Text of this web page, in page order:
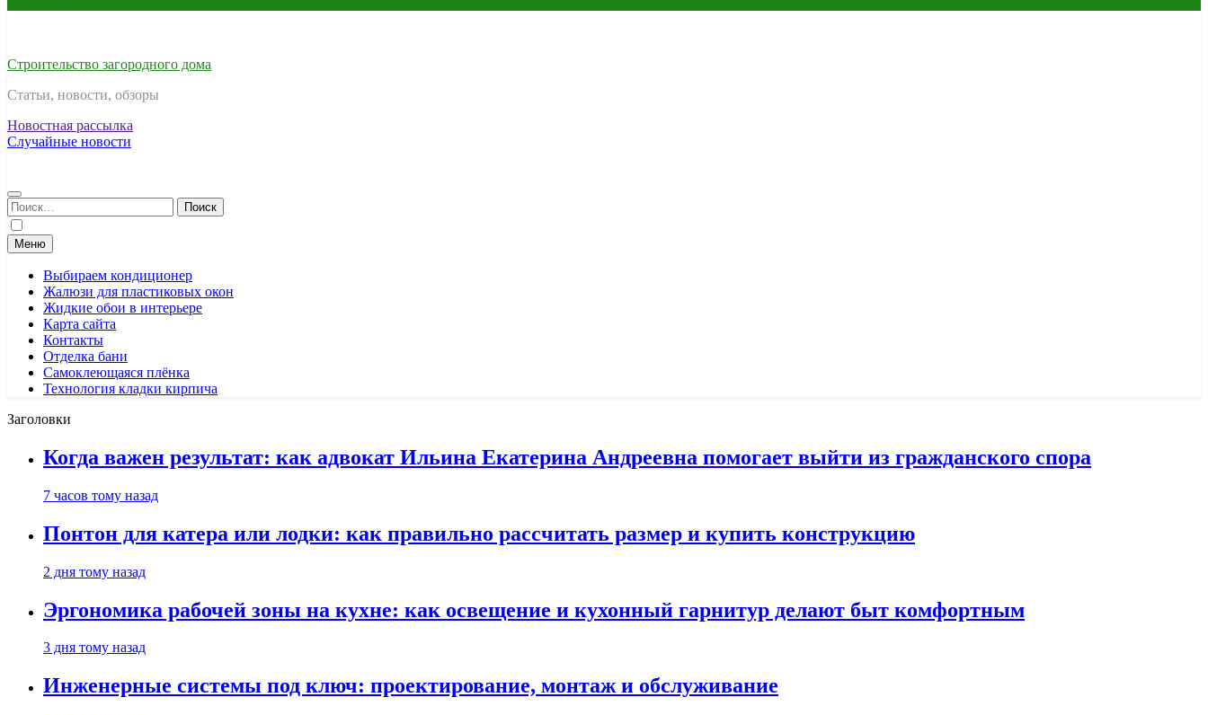
Строительство загородного дома
Статьи, новости, обзоры
Новостная рассылка
Случайные новости
Найти:
Меню
Выбираем кондиционер
Жалюзи для пластиковых окон
Жидкие обои в интерьере
Карта сайта
Контакты
Отделка бани
Самоклеющаяся плёнка
Технология кладки кирпича
Заголовки
Когда важен результат: как адвокат Ильина Екатерина Андреевна помогает выйти из гражданского спора
7 часов тому назад
Понтон для катера или лодки: как правильно рассчитать размер и купить конструкцию
2 дня тому назад
Эргономика рабочей зоны на кухне: как освещение и кухонный гарнитур делают быт комфортным
3 дня тому назад
Инженерные системы под ключ: проектирование, монтаж и обслуживание